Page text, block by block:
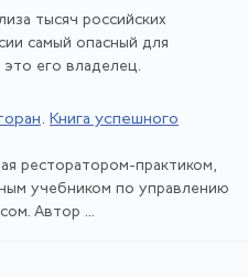
тысяч российских
самый опасный для
его владелец.
. Книга успешного
ресторатором-практиком,
учебником по управлению
Автор ...